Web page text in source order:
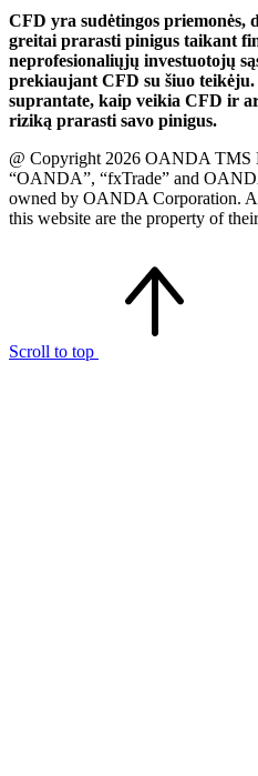
CFD yra sudėtingos priemonės,
greitai prarasti pinigus taikant
neprofesionaliųjų investuotojų
prekiaujant CFD su šiuo
suprantate, kaip veikia CFD ir
riziką prarasti savo pinigus.
@ Copyright 2026 OANDA TMS
“OANDA”, “fxTrade” and
owned by OANDA Corporation.
this website are the property of
Scroll to top